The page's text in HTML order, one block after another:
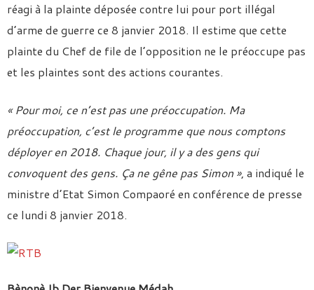
réagi à la plainte déposée contre lui pour port illégal
d’arme de guerre ce 8 janvier 2018. Il estime que cette
plainte du Chef de file de l’opposition ne le préoccupe pas
et les plaintes sont des actions courantes.
« Pour moi, ce n’est pas une préoccupation. Ma
préoccupation, c’est le programme que nous comptons
déployer en 2018. Chaque jour, il y a des gens qui
convoquent des gens. Ça ne gêne pas Simon », a indiqué le
ministre d’Etat Simon Compaoré en conférence de presse
ce lundi 8 janvier 2018.